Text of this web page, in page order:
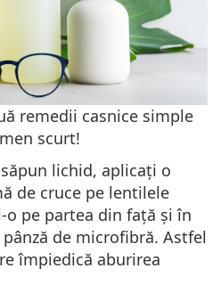
remedii casnice simple
scurt!
lichid, aplicați o
de cruce pe lentilele
pe partea din față și în
de microfibră. Astfel
împiedică aburirea